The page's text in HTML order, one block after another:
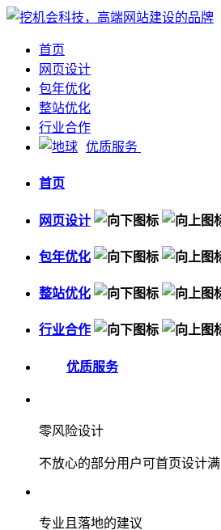
首页
网页设计
包年优化
整站优化
行业合作
优质服务
首页
网页设计
包年优化
整站优化
行业合作
优质服务
零风险设计
不放心的部分用户可首页设计
专业且落地的建议